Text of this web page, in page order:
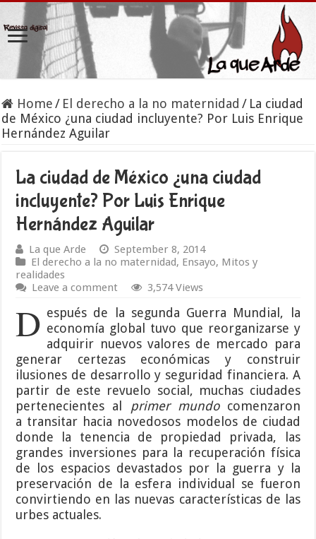
Home / El derecho a la no maternidad / La ciudad
de México ¿una ciudad incluyente? Por Luis Enrique
Hernández Aguilar
La ciudad de México ¿una ciudad
incluyente? Por Luis Enrique
Hernández Aguilar
La que Arde
September 8, 2014
El derecho a la no maternidad, Ensayo, Mitos y
realidades
Leave a comment
3,574 Views
D espués de la segunda Guerra Mundial, la
economía global tuvo que reorganizarse y
adquirir nuevos valores de mercado para
generar certezas económicas y construir
ilusiones de desarrollo y seguridad financiera. A
partir de este revuelo social, muchas ciudades
pertenecientes al
primer mundo comenzaron
a transitar hacia novedosos modelos de ciudad
donde la tenencia de propiedad privada, las
grandes inversiones para la recuperación física
de los espacios devastados por la guerra y la
preservación de la esfera individual se fueron
convirtiendo en las nuevas características de las
urbes actuales.